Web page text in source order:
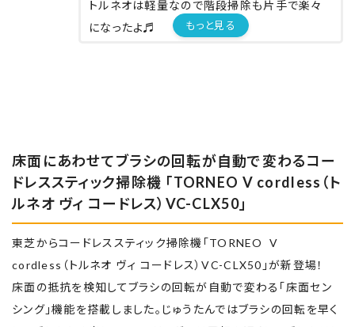
トルネオは軽量なので階段掃除も片手で楽々
になったよ♬
お手入れブラシと付属で付いているので用途に
合わせて使い
分けられるところもポイント高いなぁと思ったよ
🤗
専用のスタンドに立て掛けておけるから場所も
取らないしね💡
そんなこんなで我が家ではめっちゃ重宝してお
もっと見る
床面にあわせてブラシの回転が自動で変わるコー
ドレススティック掃除機 「TORNEO V cordless（ト
ルネオ ヴィ コードレス）VC-CLX50」
東芝からコードレススティック掃除機「TORNEO V
cordless（トルネオ ヴィ コードレス）VC-CLX50」が新登場！
床面の抵抗を検知してブラシの回転が自動で変わる「床面セン
シング」機能を搭載しました。じゅうたんではブラシの回転を早く